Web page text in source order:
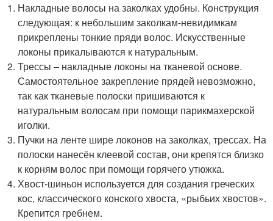
Накладные волосы на заколках удобны. Конструкция
следующая: к небольшим заколкам-невидимкам
прикреплены тонкие пряди волос. Искусственные
локоны прикалываются к натуральным.
Трессы – накладные локоны на тканевой основе.
Самостоятельное закрепление прядей невозможно,
так как тканевые полоски пришиваются к
натуральным волосам при помощи парикмахерской
иголки.
Пучки на ленте шире локонов на заколках, трессах. На
полоски нанесён клеевой состав, они крепятся близко
к корням волос при помощи горячего утюжка.
Хвост-шиньон используется для создания греческих
кос, классического конского хвоста, «рыбьих хвостов».
Крепится гребнем.